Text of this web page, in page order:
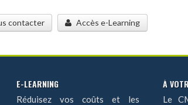
contacter Accès e-Learning
E-LEARNING
Réduisez vos coûts et les
À
Le